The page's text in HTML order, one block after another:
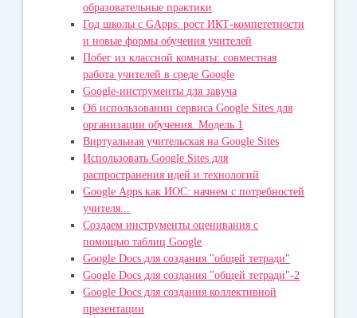
образовательные практики
Год школы с GApps: рост ИКТ-компететности
и новые формы обучения учителей
Побег из классной комнаты: cовместная
работа учителей в среде Google
Google-инструменты для завуча
Об использовании сервиса Google Sites для
организации обучения. Модель 1
Виртуальная учительская на Google Sites
Использовать Google Sites для
распространения идей и технологий
Googlе Apps как ИОС: начнем с потребностей
учителя...
Создаем инструменты оценивания с
помощью таблиц Google
Google Docs для создания "общей тетради"
Google Docs для создания "общей тетради"-2
Google Docs для создания коллективной
презентации